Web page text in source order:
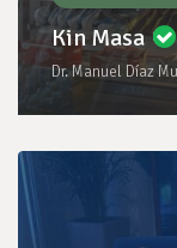
Kin Masa
Dr. Manuel Díaz